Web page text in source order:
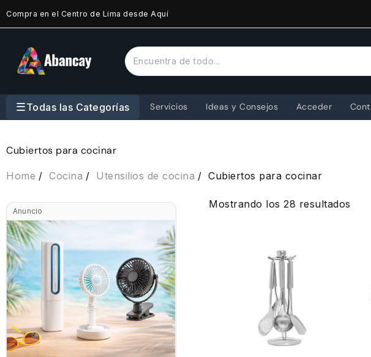
Compra en el Centro de Lima desde Aquí
☰Todas las Categorías Servicios Ideas y Consejos Acceder
Cubiertos para cocinar
Home Cocina Utensilios de cocina Cubiertos para cocinar
Anuncio
Mostrando los 28 resultados